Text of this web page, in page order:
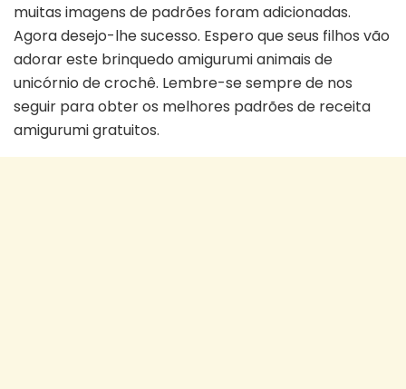
muitas imagens de padrões foram adicionadas.
Agora desejo-lhe sucesso. Espero que seus filhos vão
adorar este brinquedo amigurumi animais de
unicórnio de crochê. Lembre-se sempre de nos
seguir para obter os melhores padrões de receita
amigurumi gratuitos.